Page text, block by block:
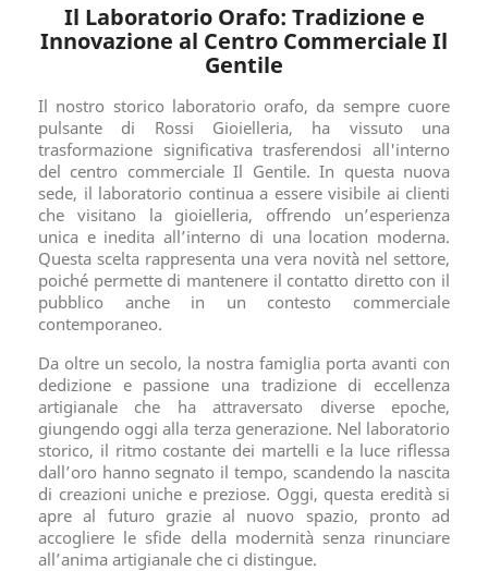
Il Laboratorio Orafo: Tradizione e
Innovazione al Centro Commerciale Il
Gentile
Il nostro storico laboratorio orafo, da sempre cuore
pulsante di Rossi Gioielleria, ha vissuto una
trasformazione significativa trasferendosi all'interno
del centro commerciale Il Gentile. In questa nuova
sede, il laboratorio continua a essere visibile ai clienti
che visitano la gioielleria, offrendo un’esperienza
unica e inedita all’interno di una location moderna.
Questa scelta rappresenta una vera novità nel settore,
poiché permette di mantenere il contatto diretto con il
pubblico anche in un contesto commerciale
contemporaneo.
Da oltre un secolo, la nostra famiglia porta avanti con
dedizione e passione una tradizione di eccellenza
artigianale che ha attraversato diverse epoche,
giungendo oggi alla terza generazione. Nel laboratorio
storico, il ritmo costante dei martelli e la luce riflessa
dall’oro hanno segnato il tempo, scandendo la nascita
di creazioni uniche e preziose. Oggi, questa eredità si
apre al futuro grazie al nuovo spazio, pronto ad
accogliere le sfide della modernità senza rinunciare
all’anima artigianale che ci distingue.